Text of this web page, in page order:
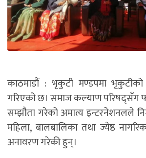
काठमाडौं : भृकुटी मण्डपमा
गरिएको छ। समाज कल्याण परिषद्सँग
सम्झौता गरेको अमात्य इन्टरनेशनलले
महिला, बालबालिका तथा ज्येष्ठ
अनावरण गरेकी हुन्।